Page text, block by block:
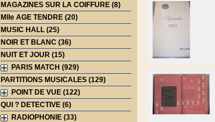
MAGAZINES SUR LA COIFFURE (8)
Mlle AGE TENDRE (20)
MUSIC HALL (25)
NOIR ET BLANC (36)
NUIT ET JOUR (15)
PARIS MATCH (929)
PARTITIONS MUSICALES (129)
POINT DE VUE (122)
QUI ? DETECTIVE (6)
RADIOPHONIE (33)